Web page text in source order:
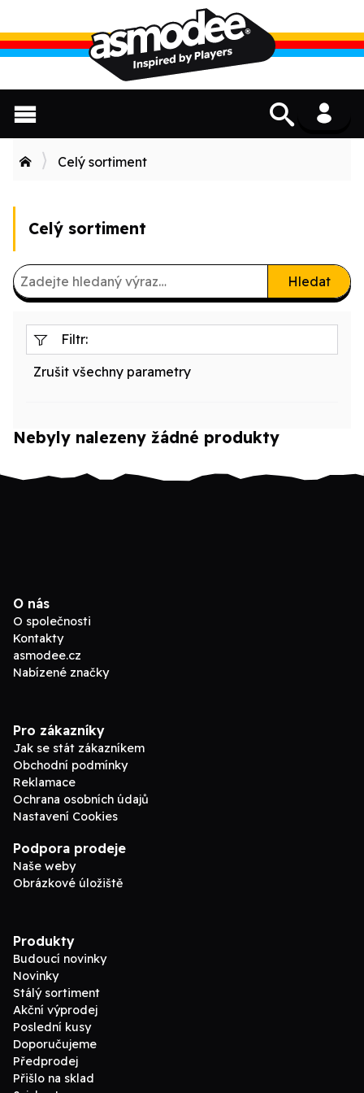
Celý sortiment
Celý sortiment
Hledat
Filtr:
Zrušit všechny parametry
Nebyly nalezeny žádné produkty
O nás
O společnosti
Kontakty
asmodee.cz
Nabízené značky
Pro zákazníky
Jak se stát zákazníkem
Obchodní podmínky
Reklamace
Ochrana osobních údajů
Nastavení Cookies
Podpora prodeje
Naše weby
Obrázkové úložiště
Produkty
Budoucí novinky
Novinky
Stálý sortiment
Akční výprodej
Poslední kusy
Doporučujeme
Předprodej
Přišlo na sklad